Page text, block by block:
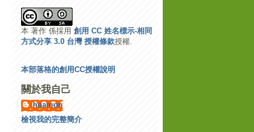
本 著作 係採用 創用 CC 姓名標示-相同
方式分享 3.0 台灣 授權條款授權.
本部落格的創用CC授權說明
關於我自己
hoamon
檢視我的完整簡介